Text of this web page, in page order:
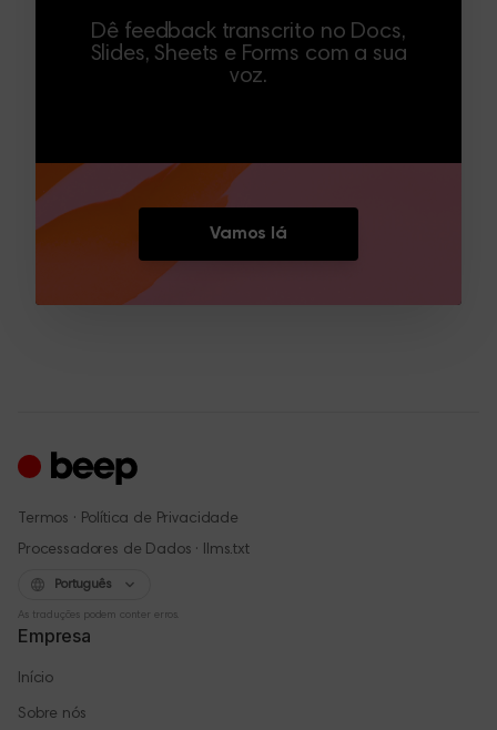
Dê feedback transcrito no Docs,
Slides, Sheets e Forms com a sua
voz.
Vamos lá
Termos · Política de Privacidade
Processadores de Dados · llms.txt
Português
As traduções podem conter erros.
Empresa
Início
Sobre nós